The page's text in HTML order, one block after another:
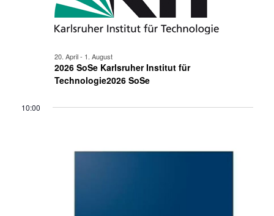
2026 SoSe Karlsruher Institut für
Technologie2026 SoSe
20. April- 1. August
10:00